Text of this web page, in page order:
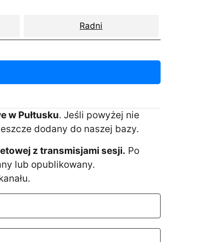
Radni
w Pułtusku. Jeśli powyżej nie
dodany do naszej bazy.
z transmisjami sesji. Po
lub opublikowany.